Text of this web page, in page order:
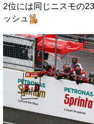
2位には同じニスモの
ッシュ